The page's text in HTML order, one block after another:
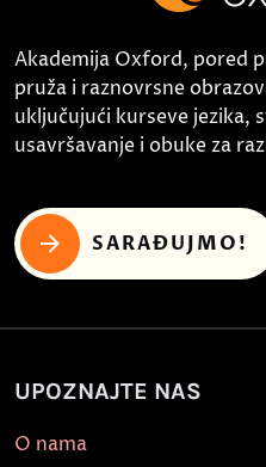
Akademija Oxford, pored
pruža i raznovrsne
uključujući kurseve jezika,
usavršavanje i obuke za
SARAĐUJMO!
UPOZNAJTE NAS
O nama